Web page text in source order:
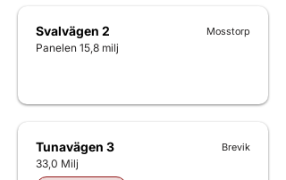
Svalvägen 2
Panelen 15,8 milj
Mosstorp
Tunavägen 3
33,0 Milj
Brevik